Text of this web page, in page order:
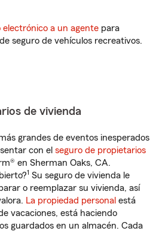
electrónico a un agente para
seguro de vehículos recreativos.
de vivienda
grandes de eventos inesperados
con el seguro de propietarios
en Sherman Oaks, CA.
1 Su seguro de vivienda le
o reemplazar su vivienda, así
La propiedad personal está
vacaciones, está haciendo
guardados en un almacén. Cada